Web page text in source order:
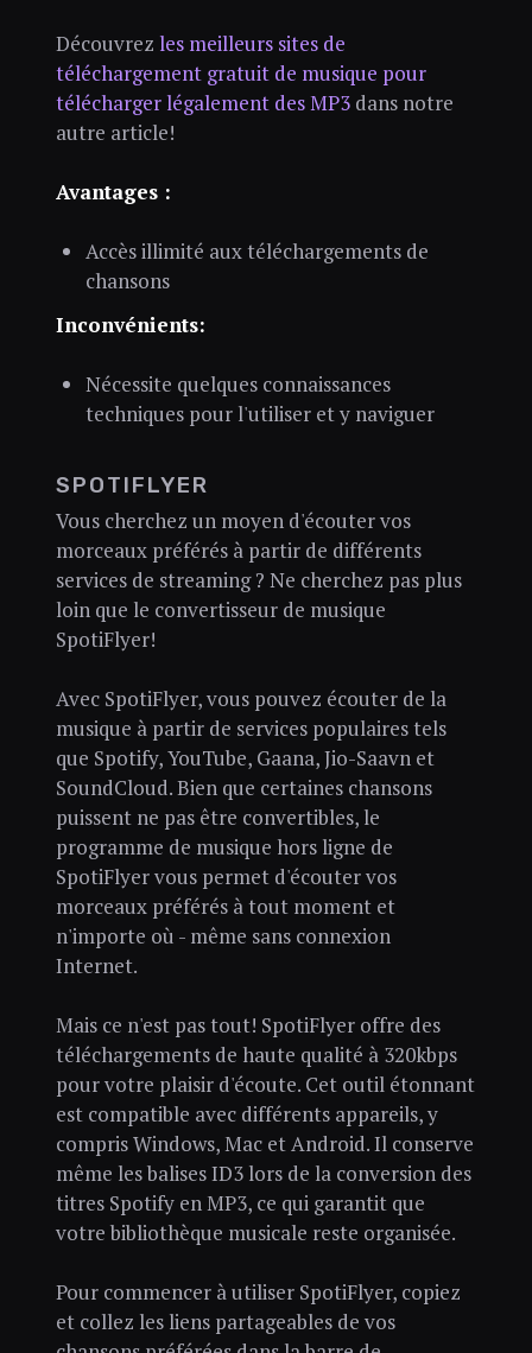
Découvrez les meilleurs sites de
téléchargement gratuit de musique pour
télécharger légalement des MP3dans notre
autre article!
Avantages :
Accès illimité aux téléchargements de
chansons
Inconvénients:
Nécessite quelques connaissances
techniques pour l'utiliser et y naviguer
SPOTIFLYER
Vous cherchez un moyen d'écouter vos
morceaux préférés à partir de différents
services de streaming ? Ne cherchez pas plus
loin que le convertisseur de musique
SpotiFlyer!
Avec SpotiFlyer, vous pouvez écouter de la
musique à partir de services populaires tels
que Spotify, YouTube, Gaana, Jio-Saavn et
SoundCloud. Bien que certaines chansons
puissent ne pas être convertibles, le
programme de musique hors ligne de
SpotiFlyer vous permet d'écouter vos
morceaux préférés à tout moment et
n'importe où - même sans connexion
Internet.
Mais ce n'est pas tout! SpotiFlyer offre des
téléchargements de haute qualité à 320kbps
pour votre plaisir d'écoute. Cet outil étonnant
est compatible avec différents appareils, y
compris Windows, Mac et Android. Il conserve
même les balises ID3 lors de la conversion des
titres Spotify en MP3, ce qui garantit que
votre bibliothèque musicale reste organisée.
Pour commencer à utiliser SpotiFlyer, copiez
et collez les liens partageables de vos